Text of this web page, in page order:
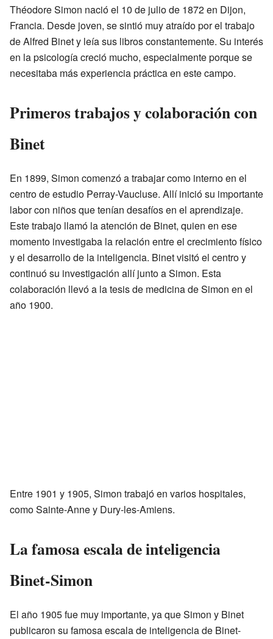
Théodore Simon nació el 10 de julio de 1872 en Dijon,
Francia. Desde joven, se sintió muy atraído por el trabajo
de Alfred Binet y leía sus libros constantemente. Su interés
en la psicología creció mucho, especialmente porque se
necesitaba más experiencia práctica en este campo.
Primeros trabajos y colaboración con
Binet
En 1899, Simon comenzó a trabajar como interno en el
centro de estudio Perray-Vaucluse. Allí inició su importante
labor con niños que tenían desafíos en el aprendizaje.
Este trabajo llamó la atención de Binet, quien en ese
momento investigaba la relación entre el crecimiento físico
y el desarrollo de la inteligencia. Binet visitó el centro y
continuó su investigación allí junto a Simon. Esta
colaboración llevó a la tesis de medicina de Simon en el
año 1900.
Entre 1901 y 1905, Simon trabajó en varios hospitales,
como Sainte-Anne y Dury-les-Amiens.
La famosa escala de inteligencia
Binet-Simon
El año 1905 fue muy importante, ya que Simon y Binet
publicaron su famosa escala de inteligencia de Binet-